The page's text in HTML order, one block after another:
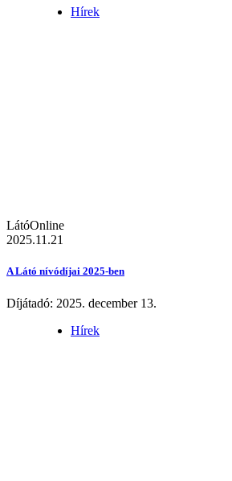
Hírek
LátóOnline
2025.11.21
A Látó nívódíjai 2025-ben
Díjátadó: 2025. december 13.
Hírek